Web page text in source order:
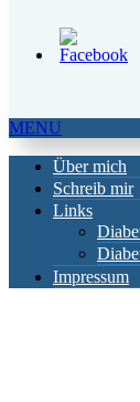
MENU
Über mich
Schreib mir
Links
Impressum